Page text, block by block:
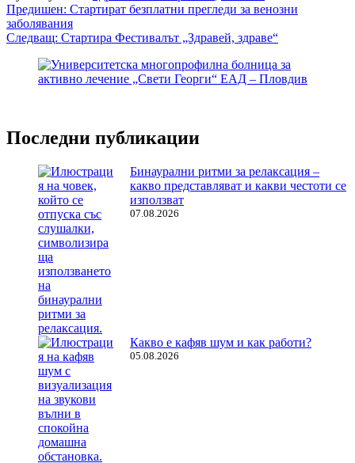
Навигация
Предишен: Стартират безплатни прегледи за венозни
заболявания
Следващ: Стартира Фестивалът „Здравей, здраве“
Последни публикации
Бинаурални ритми за релаксация –
какво представляват и какви честоти се
използват
07.08.2026
Какво е кафяв шум и как работи?
05.08.2026